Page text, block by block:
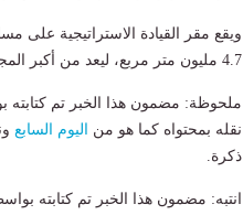
4.7 مليون متر مربع، ليعد من أكبر المجمعات الدفاعية والإدارية في المنطقة.
ملحوظة: مضمون هذا الخبر تم كتابته
نقله بمحتواه كما هو من
اليوم السابع
ذكرة.
انتبه: مضمون هذا الخبر تم كتابته